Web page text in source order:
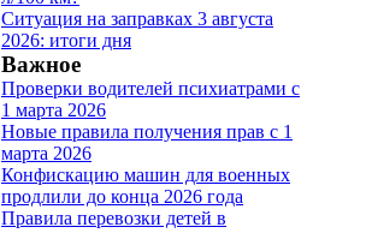
Ситуация на заправках 3 августа
2026: итоги дня
Важное
Проверки водителей психиатрами с
1 марта 2026
Новые правила получения прав с 1
марта 2026
Конфискацию машин для военных
продлили до конца 2026 года
Правила перевозки детей в